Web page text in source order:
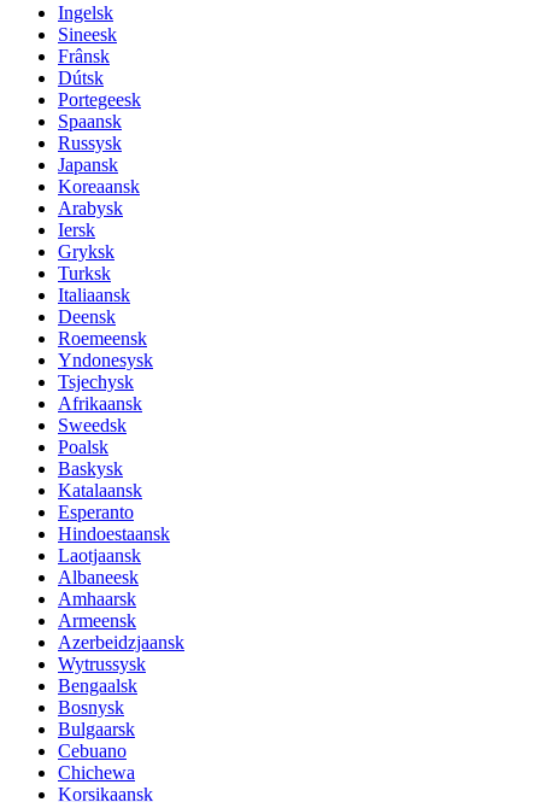
Ingelsk
Sineesk
Frânsk
Dútsk
Portegeesk
Spaansk
Russysk
Japansk
Koreaansk
Arabysk
Iersk
Gryksk
Turksk
Italiaansk
Deensk
Roemeensk
Yndonesysk
Tsjechysk
Afrikaansk
Sweedsk
Poalsk
Baskysk
Katalaansk
Esperanto
Hindoestaansk
Laotjaansk
Albaneesk
Amhaarsk
Armeensk
Azerbeidzjaansk
Wytrussysk
Bengaalsk
Bosnysk
Bulgaarsk
Cebuano
Chichewa
Korsikaansk